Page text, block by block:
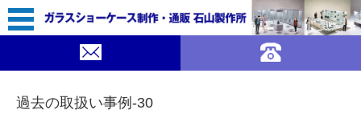
過去の取扱い事例-30